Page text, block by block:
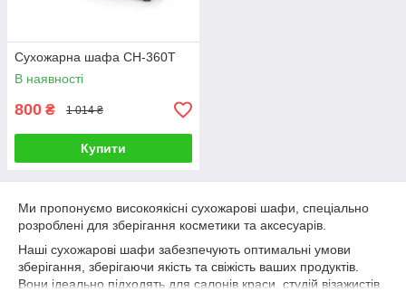
Сухожарна шафа CH-360T
В наявності
800 ₴ 1 014 ₴
Купити
Ми пропонуємо високоякісні сухожарові шафи, спеціально
розроблені для зберігання косметики та аксесуарів.
Наші сухожарові шафи забезпечують оптимальні умови
зберігання, зберігаючи якість та свіжість ваших продуктів.
Вони ідеально підходять для салонів краси, студій візажистів,